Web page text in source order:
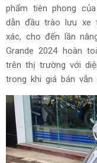
phẩm tiên phong
dẫn đầu trào lưu xe
xác, cho đến lần
Grande 2024 hoàn
trên thị trường với
trong khi giá bán